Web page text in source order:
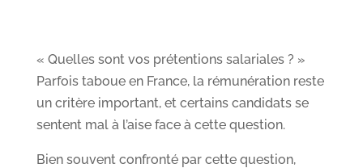
« Quelles sont vos prétentions salariales ? »
Parfois taboue en France, la rémunération reste
un critère important, et certains candidats se
sentent mal à l’aise face à cette question.
Bien souvent confronté par cette question,